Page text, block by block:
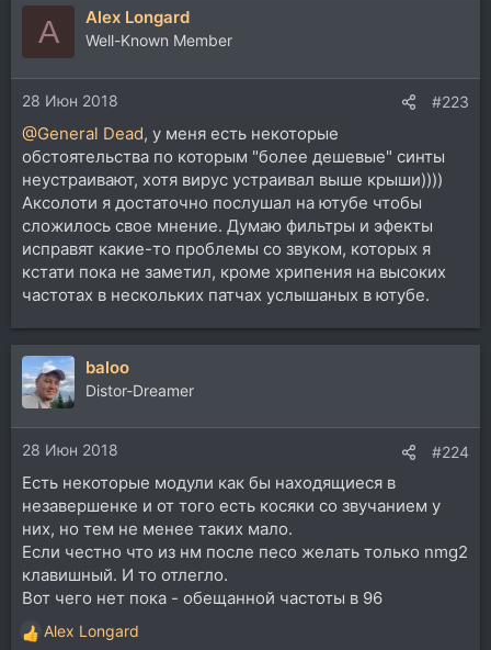
A Alex Longard
Well-Known Member
28 Июн 2018 #223
@General Dead, у меня есть некоторые
обстоятельства по которым "более дешевые" синты
неустраивают, хотя вирус устраивал выше крыши))))
Аксолоти я достаточно послушал на ютубе чтобы
сложилось свое мнение. Думаю фильтры и эфекты
исправят какие-то проблемы со звуком, которых я
кстати пока не заметил, кроме хрипения на высоких
частотах в нескольких патчах услышаных в ютубе.
baloo
Distor-Dreamer
28 Июн 2018 #224
Есть некоторые модули как бы находящиеся в
незавершенке и от того есть косяки со звучанием у
них, но тем не менее таких мало.
Если честно что из нм после песо желать только nmg2
клавишный. И то отлегло.
Вот чего нет пока - обещанной частоты в 96
Р
Alex Longard